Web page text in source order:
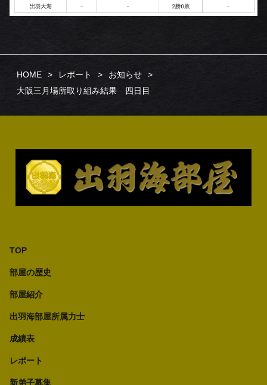
HOME レポート
お知らせ
大阪三月場所取り組み結果 四日目
TOP
部屋の歴史
部屋紹介
出羽海部屋所属力士
成績表
レポート
新弟子募集